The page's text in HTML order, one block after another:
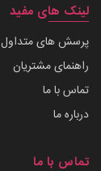
لینک های مفید
پرسش های متداول
راهنمای مشتریان
تماس با ما
درباره ما
تماس با ما